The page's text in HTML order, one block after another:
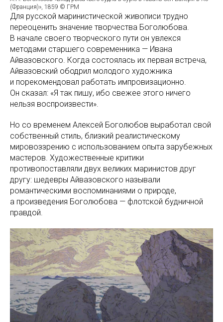
(Франция)», 1859 © ГРМ
Для русской маринистической живописи трудно
переоценить значение творчества Боголюбова.
В начале своего творческого пути он увлекся
методами старшего современника — Ивана
Айвазовского. Когда состоялась их первая встреча,
Айвазовский ободрил молодого художника
и порекомендовал работать импровизационно.
Он сказал: «Я так пишу, ибо свежее этого ничего
нельзя воспроизвести».
Но со временем Алексей Боголюбов выработал свой
собственный стиль, близкий реалистическому
мировоззрению с использованием опыта зарубежных
мастеров. Художественные критики
противопоставляли двух великих маринистов друг
другу: шедевры Айвазовского называли
романтическими воспоминаниями о природе,
а произведения Боголюбова — флотской будничной
правдой.